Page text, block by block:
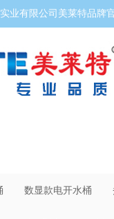
业有限公司美莱特品牌
数显款电开水桶